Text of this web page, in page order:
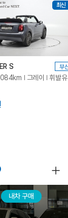
최신
S 부
그레이 휘발유
내차 구매